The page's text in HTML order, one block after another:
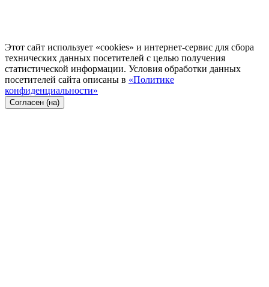
Этот сайт использует «cookies» и интернет-сервис для сбора
технических данных посетителей с целью получения
статистической информации. Условия обработки данных
посетителей сайта описаны в «Политике
конфиденциальности»
Согласен (на)